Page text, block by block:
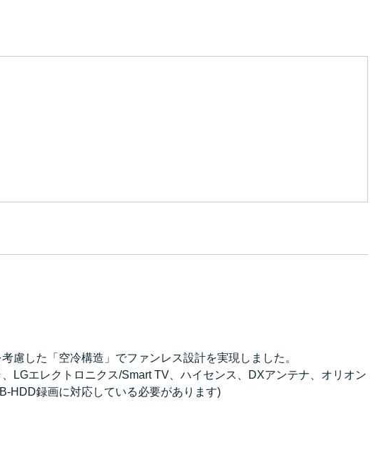
慮した「空冷構造」でファンレス設計を実現しました。
LGエレクトロニクス/Smart TV、ハイセンス、DXアンテナ、オリオン
HDD録画に対応している必要があります)